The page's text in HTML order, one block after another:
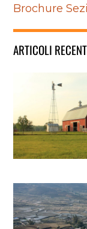
Brochure
ARTICOLI